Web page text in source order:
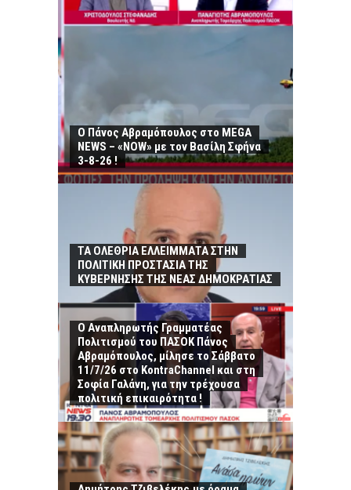
Ο Πάνος Αβραμόπουλος στο MEGA
NEWS – «NOW» με τον Βασίλη Σφήνα
3-8-26 !
ΤΑ ΟΛΕΘΡΙΑ ΕΛΛΕΙΜΜΑΤΑ ΣΤΗΝ
ΠΟΛΙΤΙΚΗ ΠΡΟΣΤΑΣΙΑ ΤΗΣ
ΚΥΒΕΡΝΗΣΗΣ ΤΗΣ ΝΕΑΣ ΔΗΜΟΚΡΑΤΙΑΣ
Ο Αναπληρωτής Γραμματέας
Πολιτισμού του ΠΑΣΟΚ Πάνος
Αβραμόπουλος, μίλησε το Σάββατο
11/7/26 στο KontraChannel και στη
Σοφία Γαλάνη, για την τρέχουσα
πολιτική επικαιρότητα !